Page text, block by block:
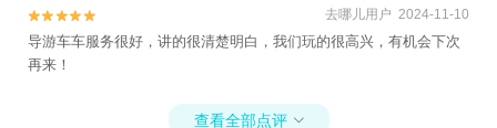

 去哪儿用户 2024-11-10
导游车车服务很好，讲的很清楚明白，我们玩的很高兴，有机会下次
再来！
查看全部点评 